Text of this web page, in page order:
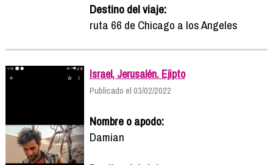
Destino del viaje:
ruta 66 de Chicago a los Angeles
Israel, Jerusalén. Ejipto
Publicado el 03/02/2022
Nombre o apodo:
Damian